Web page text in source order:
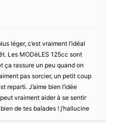
léger, c’est vraiment l’idéal
Les MODèLES 125cc sont
ça rassure un peu quand on
pas sorcier, un petit coup
reparti. J’aime bien l’idée
vraiment aider à se sentir
de tes balades ! j’hallucine